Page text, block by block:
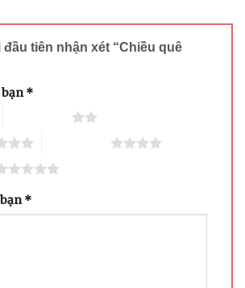
tiên nhận xét “Chiều quê
*
*